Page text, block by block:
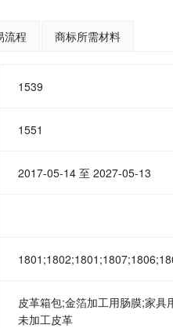
流程 商标所需材料
1539
1551
2017-05-14 至 2027-05-13
皮革箱包;金箔加工用肠膜;家
未加工皮革